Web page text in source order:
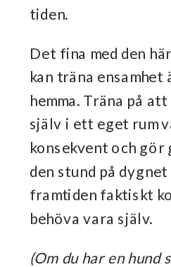
tiden.
Det fina med den
kan träna ensamhet
hemma. Träna på
själv i ett eget rum
konsekvent och gör
den stund på dygnet
framtiden faktiskt
behöva vara själv.
(Om du har en hund